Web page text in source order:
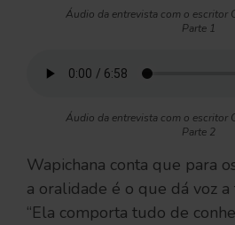
Áudio da entrevista com o escritor
Parte 1
Áudio da entrevista com o escritor
Parte 2
Wapichana conta que para
a oralidade é o que dá voz a
“Ela comporta tudo de